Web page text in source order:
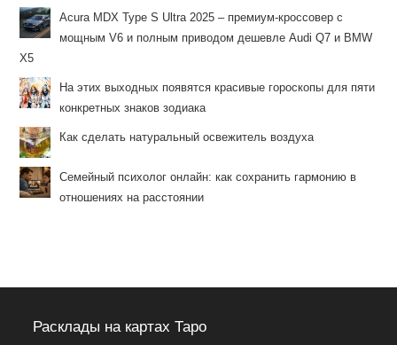
Acura MDX Type S Ultra 2025 – премиум-кроссовер с
мощным V6 и полным приводом дешевле Audi Q7 и BMW
X5
На этих выходных появятся красивые гороскопы для пяти
конкретных знаков зодиака
Как сделать натуральный освежитель воздуха
Семейный психолог онлайн: как сохранить гармонию в
отношениях на расстоянии
Расклады на картах Таро